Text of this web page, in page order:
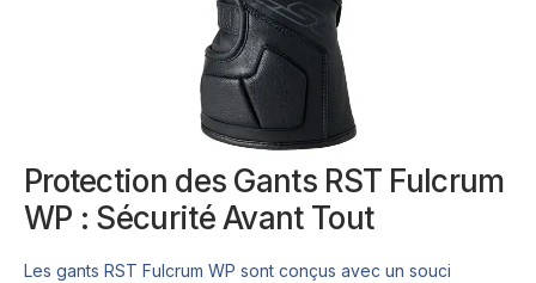
Protection des Gants RST Fulcrum
WP : Sécurité Avant Tout
Les gants RST Fulcrum WP sont conçus avec un souci